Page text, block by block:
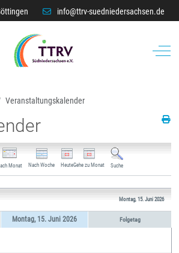
info@ttrv-suedniedersachsen.de
Off-
Veranstaltungskalender
Monat Nach Woche HeuteGehe zu Monat Suche
Montag, 15. Juni 2026
Montag, 15. Juni 2026 Folgetag